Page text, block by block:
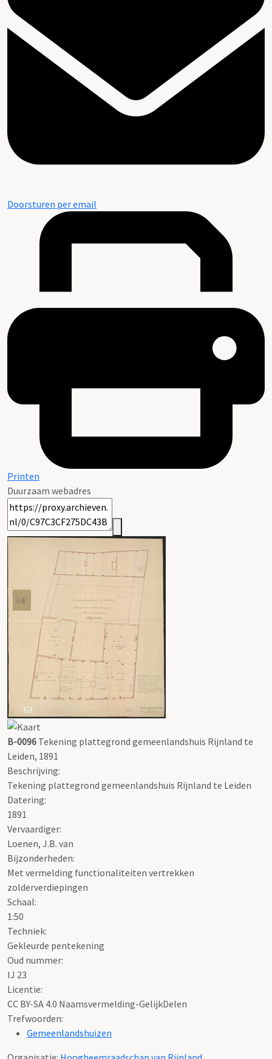
Doorsturen per email
Printen
Duurzaam webadres
B-0096 Tekening plattegrond gemeenlandshuis Rijnland te
Leiden, 1891
Beschrijving:
Tekening plattegrond gemeenlandshuis Rijnland te Leiden
Datering:
1891
Vervaardiger:
Loenen, J.B. van
Bijzonderheden:
Met vermelding functionaliteiten vertrekken
zolderverdiepingen
Schaal:
1:50
Techniek:
Gekleurde pentekening
Oud nummer:
IJ 23
Licentie:
CC BY-SA 4.0 Naamsvermelding-GelijkDelen
Trefwoorden:
Gemeenlandshuizen